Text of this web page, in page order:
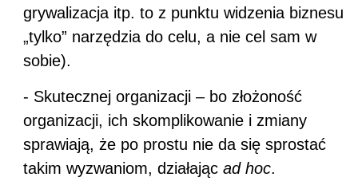
grywalizacja itp. to z punktu widzenia biznesu
„tylko” narzędzia do celu, a nie cel sam w
sobie).
- Skutecznej organizacji – bo złożoność
organizacji, ich skomplikowanie i zmiany
sprawiają, że po prostu nie da się sprostać
takim wyzwaniom, działającad hoc.